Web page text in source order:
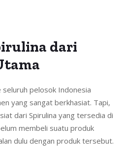
dari
seluruh pelosok Indonesia
yang sangat berkhasiat. Tapi,
dari Spirulina yang tersedia di
membeli suatu produk
dulu dengan produk tersebut.